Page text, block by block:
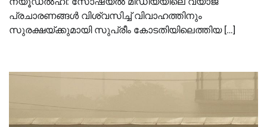
പ്രചാരണങ്ങൾ വിശ്വസിച്ച് വിവാഹത്തിനും
സുരക്ഷയ്ക്കുമായി സുപ്രീം കോടതിയിലെത്തിയ […]